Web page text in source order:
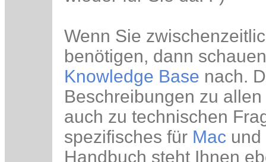
Wenn Sie
benötigen, dann
Knowledge Base nach.
Beschreibungen zu
auch zu technischen
spezifisches für Mac und
Handbuch steht Ihnen